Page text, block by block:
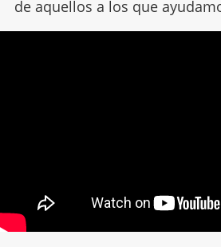
de aquellos a los que